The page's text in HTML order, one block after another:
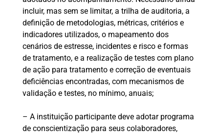
incluir, mas sem se limitar, a trilha de auditoria, a
definição de metodologias, métricas, critérios e
indicadores utilizados, o mapeamento dos
cenários de estresse, incidentes e risco e formas
de tratamento, e a realização de testes com plano
de ação para tratamento e correção de eventuais
deficiências encontradas, com mecanismos de
validação e testes, no mínimo, anuais;
– A instituição participante deve adotar programa
de conscientização para seus colaboradores,